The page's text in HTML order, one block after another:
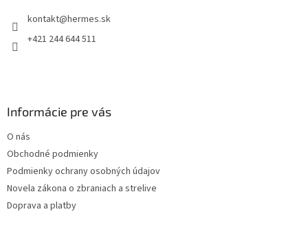
kontakt@hermes.sk
+421 244 644 511
Informácie pre vás
O nás
Obchodné podmienky
Podmienky ochrany osobných údajov
Novela zákona o zbraniach a strelive
Doprava a platby